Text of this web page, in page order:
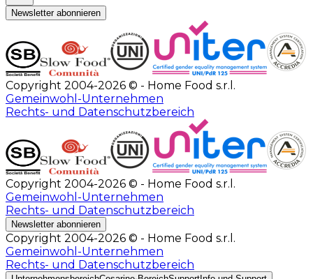
Newsletter abonnieren
Copyright 2004-2026 © - Home Food s.r.l.
Gemeinwohl-Unternehmen
Rechts- und Datenschutzbereich
Copyright 2004-2026 © - Home Food s.r.l.
Gemeinwohl-Unternehmen
Rechts- und Datenschutzbereich
Newsletter abonnieren
Copyright 2004-2026 © - Home Food s.r.l.
Gemeinwohl-Unternehmen
Rechts- und Datenschutzbereich